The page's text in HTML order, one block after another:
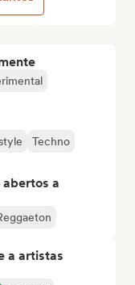
Techno
a
a artistas